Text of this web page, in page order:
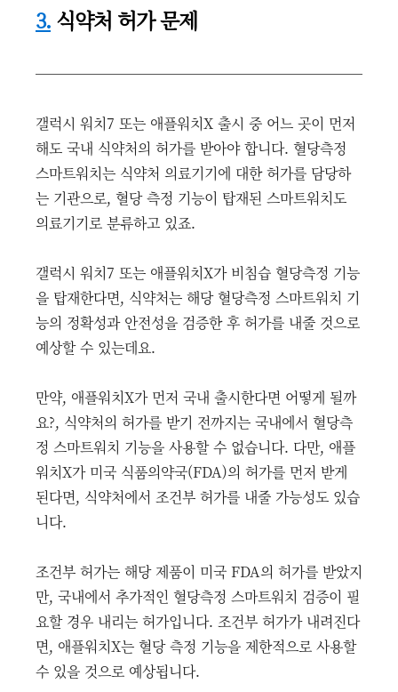
3. 식약처 허가 문제
갤럭시 워치7 또는 애플워치X 출시 중 어느 곳이 먼저
해도 국내 식약처의 허가를 받아야 합니다. 혈당측정
스마트워치는 식약처 의료기기에 대한 허가를 담당하
는 기관으로, 혈당 측정 기능이 탑재된 스마트워치도
의료기기로 분류하고 있죠.
갤럭시 워치7 또는 애플워치X가 비침습 혈당측정 기능
을 탑재한다면, 식약처는 해당 혈당측정 스마트워치 기
능의 정확성과 안전성을 검증한 후 허가를 내줄 것으로
예상할 수 있는데요.
만약, 애플워치X가 먼저 국내 출시한다면 어떻게 될까
요?, 식약처의 허가를 받기 전까지는 국내에서 혈당측
정 스마트워치 기능을 사용할 수 없습니다. 다만, 애플
워치X가 미국 식품의약국(FDA)의 허가를 먼저 받게
된다면, 식약처에서 조건부 허가를 내줄 가능성도 있습
니다.
조건부 허가는 해당 제품이 미국 FDA의 허가를 받았지
만, 국내에서 추가적인 혈당측정 스마트워치 검증이 필
요할 경우 내리는 허가입니다. 조건부 허가가 내려진다
면, 애플워치X는 혈당 측정 기능을 제한적으로 사용할
수 있을 것으로 예상됩니다.